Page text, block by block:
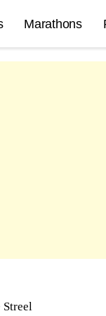
Marathons
Streel